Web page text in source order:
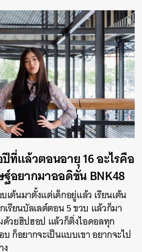
ที่แล้วตอนอายุ 16 อะไรคือ
อยากมาออดิชั่น BNK48
เต้นมาตั้งแต่เด็กอยู่แล้ว เรียนเต้น
เรียนบัลเลต์ตอน 5 ขวบ แล้วก็มา
ด้วยฮิปฮอป แล้วก็ติ่งไอดอลทุก
ก็อยากจะเป็นแบบเขา อยากจะไป